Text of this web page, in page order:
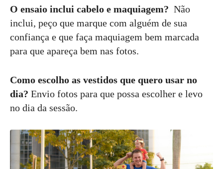
O ensaio inclui cabelo e maquiagem? Não
inclui, peço que marque com alguém de sua
confiança e que faça maquiagem bem marcada
para que apareça bem nas fotos.
Como escolho as vestidos que quero usar no
dia? Envio fotos para que possa escolher e levo
no dia da sessão.